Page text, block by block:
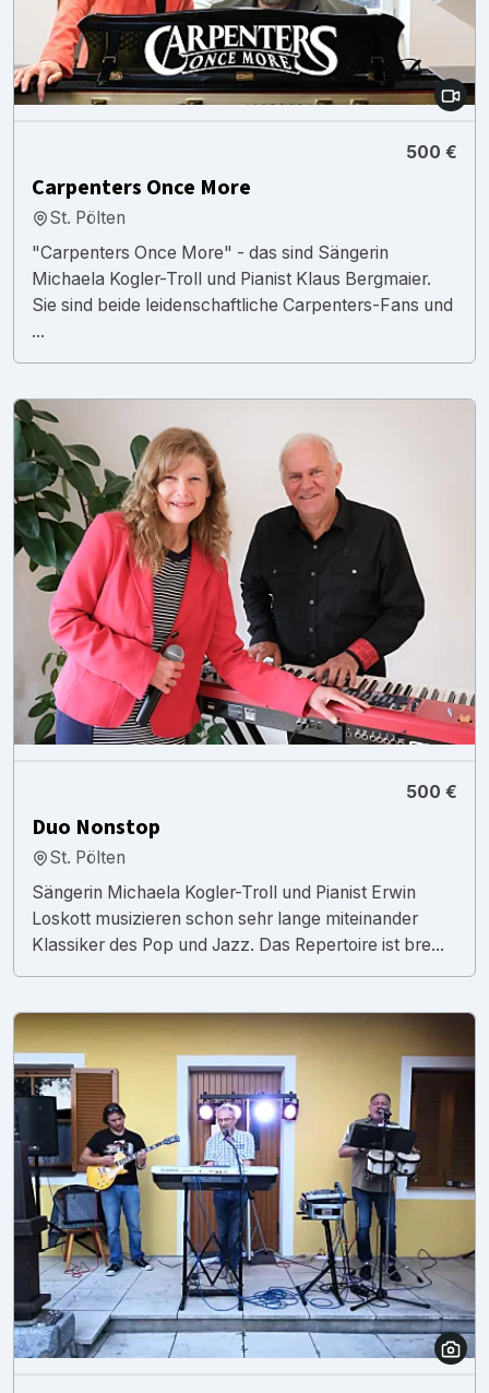
500 €
Carpenters Once More
St. Pölten
"Carpenters Once More" - das sind Sängerin
Michaela Kogler-Troll und Pianist Klaus Bergmaier.
Sie sind beide leidenschaftliche Carpenters-Fans und
...
500 €
Duo Nonstop
St. Pölten
Sängerin Michaela Kogler-Troll und Pianist Erwin
Loskott musizieren schon sehr lange miteinander
Klassiker des Pop und Jazz. Das Repertoire ist bre...